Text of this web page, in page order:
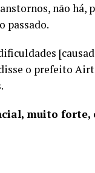
não há,
passado.
o prefeito
muito forte,